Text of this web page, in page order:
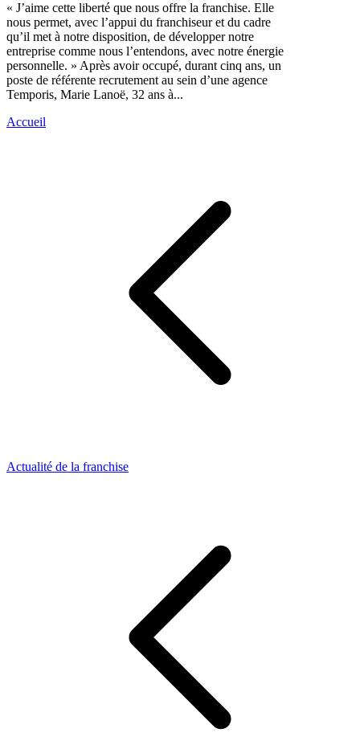
« J’aime cette liberté que nous offre la franchise. Elle
nous permet, avec l’appui du franchiseur et du cadre
qu’il met à notre disposition, de développer notre
entreprise comme nous l’entendons, avec notre énergie
personnelle. » Après avoir occupé, durant cinq ans, un
poste de référente recrutement au sein d’une agence
Temporis, Marie Lanoë, 32 ans à...
Accueil
Actualité de la franchise